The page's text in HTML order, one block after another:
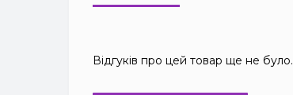
Відгуків про цей товар ще не було.